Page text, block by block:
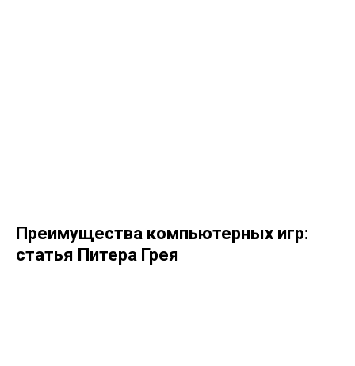
Преимущества компьютерных игр:
статья Питера Грея